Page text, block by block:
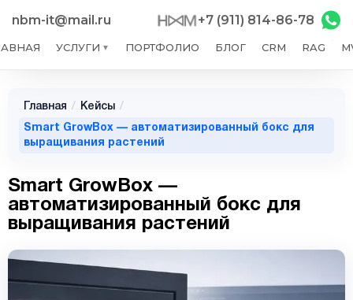
nbm-it@mail.ru +7 (911) 814-86-78
УСЛУГИ ▼ ПОРТФОЛИО БЛОГ CRM RAG
Главная / Кейсы /
Smart GrowBox — автоматизированный бокс для
выращивания растений
Smart GrowBox —
автоматизированный бокс для
выращивания растений